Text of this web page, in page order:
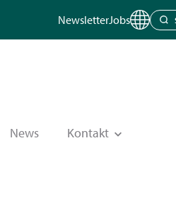
NewsletterJobs
News Kontakt